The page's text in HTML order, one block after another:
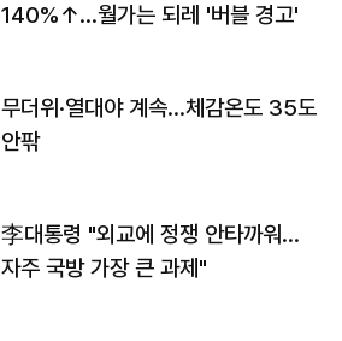
140%↑…월가는 되레 '버블 경고'
무더위·열대야 계속…체감온도 35도
안팎
李대통령 "외교에 정쟁 안타까워…
자주 국방 가장 큰 과제"